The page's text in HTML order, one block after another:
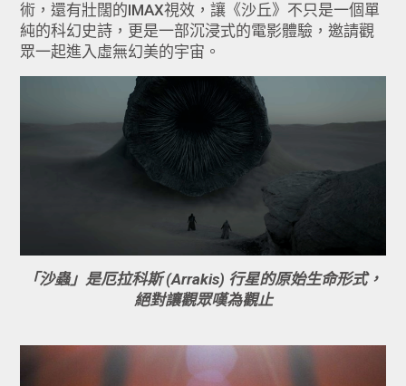
術，還有壯闊的IMAX視效，讓《沙丘》不只是一個單
純的科幻史詩，更是一部沉浸式的電影體驗，邀請觀
眾一起進入虛無幻美的宇宙。
「沙蟲」是厄拉科斯 (Arrakis) 行星的原始生命形式，
絕對讓觀眾嘆為觀止